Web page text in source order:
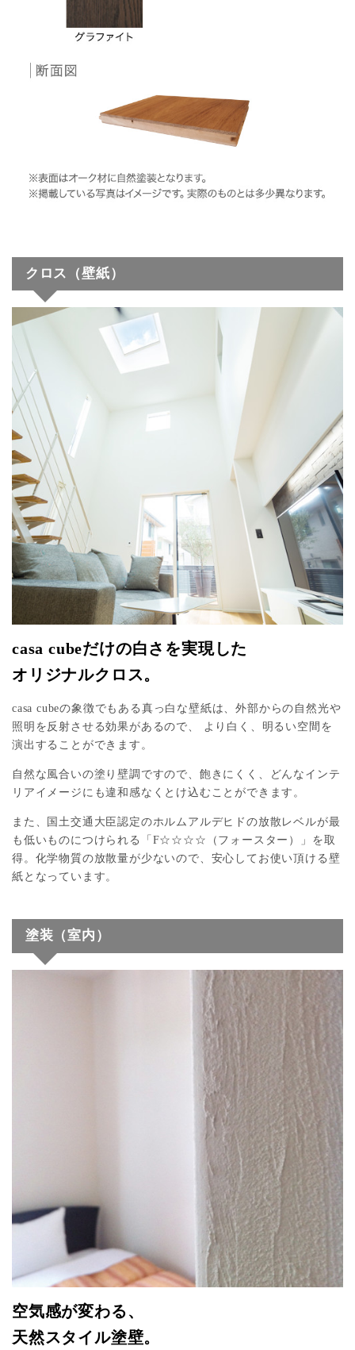
クロス（壁紙）
casa cubeだけの白さを実現した
オリジナルクロス。
casa cubeの象徴でもある真っ白な壁紙は、外部からの自然光や
照明を反射させる効果があるので、 より白く、明るい空間を
演出することができます。
自然な風合いの塗り壁調ですので、飽きにくく、どんなインテ
リアイメージにも違和感なくとけ込むことができます。
また、国土交通大臣認定のホルムアルデヒドの放散レベルが最
も低いものにつけられる「F☆☆☆☆（フォースター）」を取
得。化学物質の放散量が少ないので、安心してお使い頂ける壁
紙となっています。
塗装（室内）
空気感が変わる、
天然スタイル塗壁。